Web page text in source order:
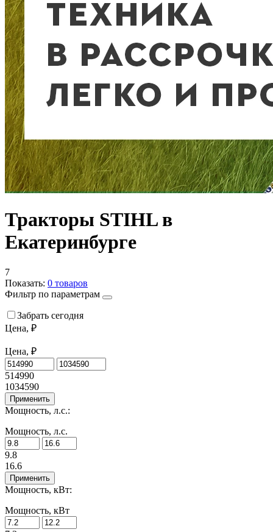
Тракторы STIHL в
Екатеринбурге
7
Показать: 0 товаров
Фильтр по параметрам
Забрать сегодня
Цена, ₽
Цена, ₽
514990
1034590
Применить
Мощность, л.с.:
Мощность, л.с.
9.8
16.6
Применить
Мощность, кВт:
Мощность, кВт